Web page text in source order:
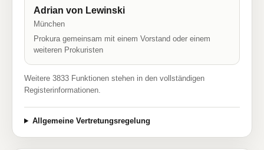
Adrian von Lewinski
München
Prokura gemeinsam mit einem Vorstand oder einem
weiteren Prokuristen
Weitere 3833 Funktionen stehen in den vollständigen
Registerinformationen.
Allgemeine Vertretungsregelung